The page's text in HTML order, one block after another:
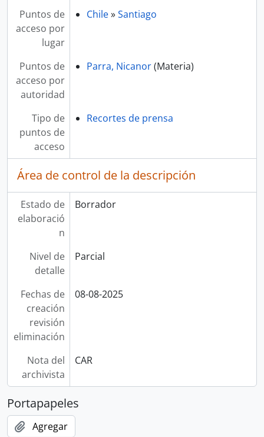
Puntos de
acceso por
lugar
Chile»Santiago
Puntos de
acceso por
autoridad
Parra, Nicanor(Materia)
Tipo de
puntos de
acceso
Recortes de prensa
Área de control de la descripción
Estado de
elaboració
n
Borrador
Nivel de
detalle
Parcial
Fechas de
creación
revisión
eliminación
08-08-2025
Nota del
archivista
CAR
Portapapeles
Agregar